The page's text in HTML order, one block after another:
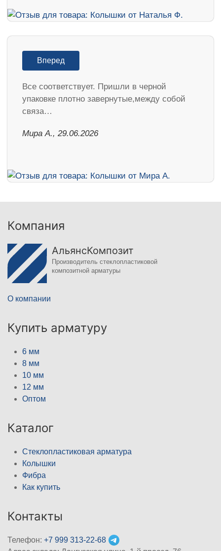
Вперед
Все соответствует. Пришли в черной
упаковке плотно завернутые,между собой
связа…
Мира А., 29.06.2026
Компания
АльянсКомпозит
Производитель стеклопластиковой
композитной арматуры
О компании
Купить арматуру
6 мм
8 мм
10 мм
12 мм
Оптом
Каталог
Стеклопластиковая арматура
Колышки
Фибра
Как купить
Контакты
Телефон: +7 999 313-22-68